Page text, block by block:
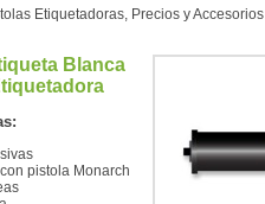
Etiquetadoras, Precios y Accesorios
Blanca
pistola Monarch